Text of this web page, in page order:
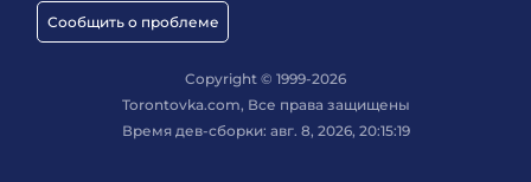
Сообщить о проблеме
Copyright © 1999-2026
Torontovka.com, Все права защищены
Время дев-сборки: авг. 8, 2026, 20:15:19